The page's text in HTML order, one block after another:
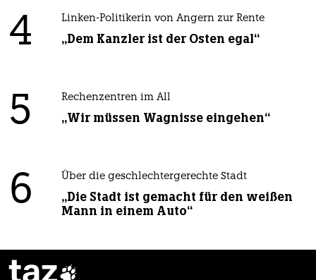
4 Linken-Politikerin von Angern zur Rente
„Dem Kanzler ist der Osten egal“
5 Rechenzentren im All
„Wir müssen Wagnisse eingehen“
6 Über die geschlechtergerechte Stadt
„Die Stadt ist gemacht für den weißen
Mann in einem Auto“
taz